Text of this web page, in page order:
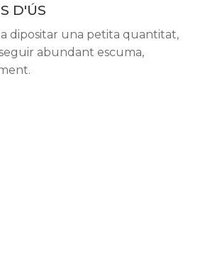
D'ÚS
dipositar una petita quantitat,
abundant escuma,